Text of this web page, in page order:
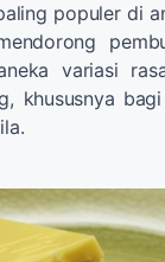
populer di
variasi
khususnya